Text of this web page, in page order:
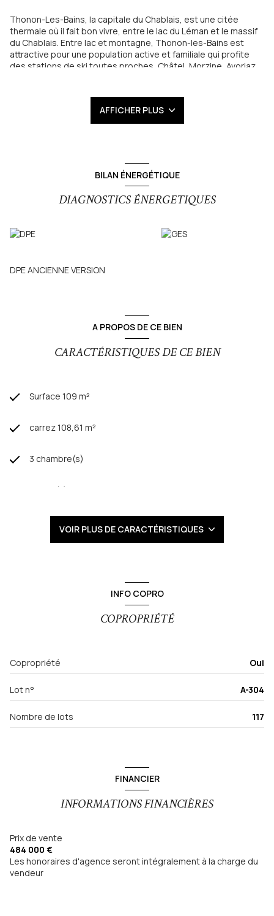
Thonon-Les-Bains, la capitale du Chablais, est une citée
thermale où il fait bon vivre, entre le lac du Léman et le massif
du Chablais. Entre lac et montagne, Thonon-les-Bains est
attractive pour une population active et familiale qui profite
des stations de ski toutes proches, Châtel, Morzine, Avoriaz,
IDÉALEMENT SITUÉE AVENUE DE GENÈVE : COMMERCES ET
SERVICES A PROXIMITE À l’entrée de la ville, le TRIO se situe
calme que le centre-ville.
magnifique attique de 109 m2 (maisons sur le toit), avec
terrasse de 25 m2 vue sur le lac plus balcon de 9 m2 et
Pour plus d'informations ou pour organiser une visite,
contactez Mr Guetat 06.74.67.10.44 votre expert immobilier à
AFFICHER PLUS
BILAN ÉNERGÉTIQUE
DIAGNOSTICS ÉNERGETIQUES
DPE ANCIENNE VERSION
A PROPOS DE CE BIEN
CARACTÉRISTIQUES DE CE BIEN
Surface 109 m²
carrez 108,61 m²
3 chambre(s)
2 salle(s) d'eau
Chauffage individuel : radiateur (gaz)
3ème étage
terrasse
visiophone
VOIR PLUS DE CARACTÉRISTIQUES
INFO COPRO
COPROPRIÉTÉ
Copropriété Oui
Lot n° A-304
Nombre de lots 117
FINANCIER
INFORMATIONS FINANCIÈRES
Prix de vente
484 000 €
Les honoraires d'agence seront intégralement à la charge du
vendeur